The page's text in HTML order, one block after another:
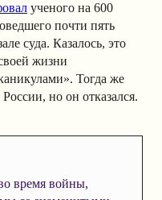
ученого на 600
почти пять
суда. Казалось, это
жизни
Тогда же
но он отказался.
время войны,